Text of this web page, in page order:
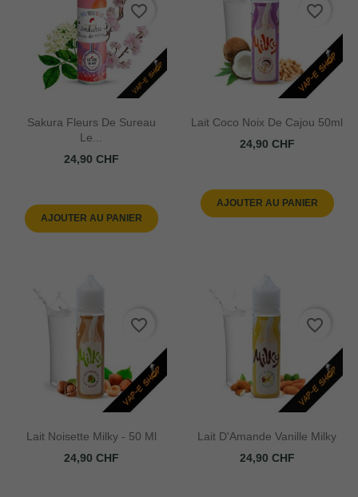
Sakura Fleurs De Sureau
Le...
Prix
24,90 CHF
AJOUTER AU PANIER
favorite_border
Lait Coco Noix De Cajou 50ml
Prix
24,90 CHF
AJOUTER AU PANIER
favorite_border
Lait Noisette Milky - 50 Ml
Prix
24,90 CHF
favorite_border
Lait D'Amande Vanille Milky
Prix
24,90 CHF
favorite_border